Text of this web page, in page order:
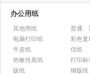
办公用纸
其他用纸
电脑打印纸
牛皮纸
信纸
热敏传真纸
打印标
版纸
铜版纸